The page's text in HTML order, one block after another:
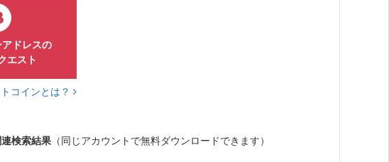
ドレスの
エスト
コインとは？
検索結果 （同じアカウントで無料ダウンロードできます）